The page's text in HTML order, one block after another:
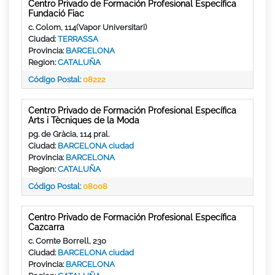
Centro Privado de Formación Profesional Específica
Fundació Fiac
c. Colom, 114(Vapor Universitari)
Ciudad:TERRASSA
Provincia: BARCELONA
Region:CATALUÑA
Código Postal:08222
Centro Privado de Formación Profesional Específica
Arts i Tècniques de la Moda
pg. de Gràcia, 114 pral.
Ciudad: BARCELONA ciudad
Provincia: BARCELONA
Region:CATALUÑA
Código Postal:08008
Centro Privado de Formación Profesional Específica
Cazcarra
c. Comte Borrell, 230
Ciudad: BARCELONA ciudad
Provincia: BARCELONA